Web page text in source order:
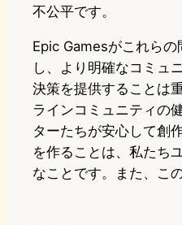
不公平です。
Epic Gamesがこれら
し、より明確なコミュ
決策を提供することは
ラインコミュニティの
ターたちが安心して創
を作ることは、私たち
なことです。また、こ